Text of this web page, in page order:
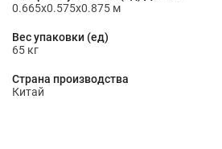
0.665x0.575x0.875 м
Вес упаковки (ед)
65 кг
Страна производства
Китай